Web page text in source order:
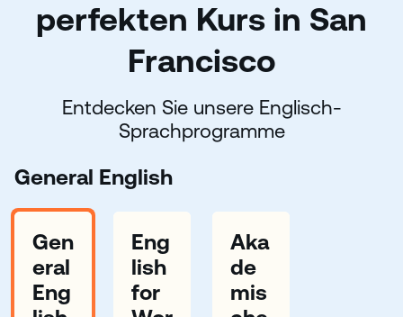
perfekten Kurs in San
Francisco
Entdecken Sie unsere Englisch-
Sprachprogramme
General English
Gen
eral
Eng
Eng
lish
for
Aka
de
mis